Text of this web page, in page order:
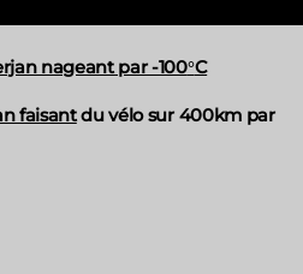
nageant par -100°C
faisantdu vélo sur 400km par